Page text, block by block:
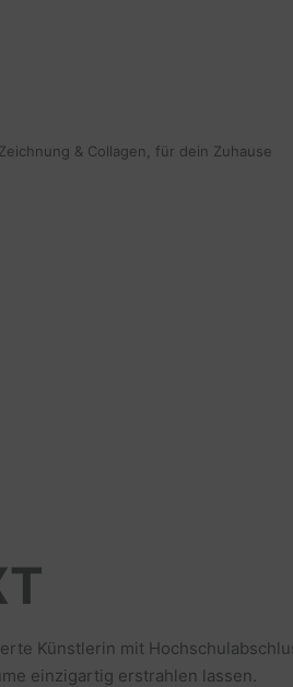
& Collagen, für dein Zuhause
Künstlerin mit
einzigartig erstrahlen lassen.